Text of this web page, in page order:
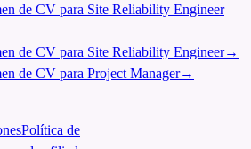
de CV para Site Reliability Engineer
de CV para Site Reliability Engineer→
de CV para Project Manager→
Política de